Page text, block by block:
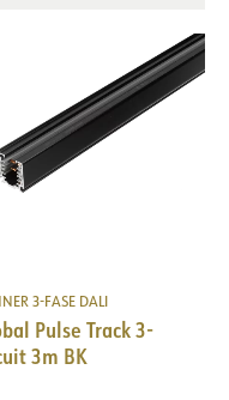
3-FASE DALI
Pulse Track 3-
3m BK